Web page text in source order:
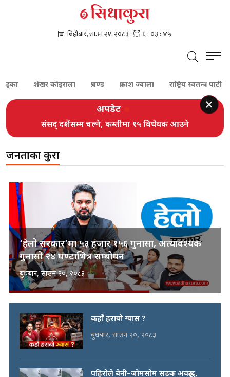
शेखर कोइराला प्रचण्ड प्रकाश ज्वाला राष्ट्रिय स्वतन्त्र पार्टी
अपडेट
संसद् दशैंसम्म चल्ने, कम्तीमा १५ विधेयक आउने
जनताका कुरा
‘हेलो सरकार’मा ५३ हजार १५६ गुनासा, अत्यावश्यक
गुनासो २४ घण्टाभित्र सम्बोधन
बुधबार, साउन २०, २०८३
कहाँ हरायो ग्यास ?
बुधबार, साउन २०, २०८३
पहिरोले बेनी–जोमसोम सडक अवरुद्ध,